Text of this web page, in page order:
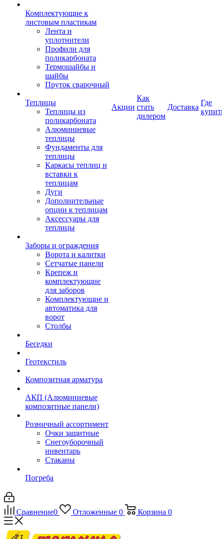
Комплектующие к
листовым пластикам
Лента и
уплотнители
Профили для
поликарбоната
Термошайбы и
шайбы
Пруток сварочный
Теплицы
Теплицы из
поликарбоната
Алюминиевые
теплицы
Фундаменты для
теплицы
Каркасы теплиц и
вставки к
теплицам
Дуги
Дополнительные
опции к теплицам
Аксессуары для
теплицы
Заборы и ограждения
Ворота и калитки
Сетчатые панели
Крепеж и
комплектующие
для заборов
Комплектующие и
автоматика для
ворот
Столбы
Беседки
Геотекстиль
Композитная арматура
АКП (Алюминиевые
композитные панели)
Розничный ассортимент
Очки защитные
Снегоуборочный
инвентарь
Стаканы
Погреба
Акции
Как
стать
дилером
Доставка
Где
Сравнение0 Отложенные 0 Корзина 0